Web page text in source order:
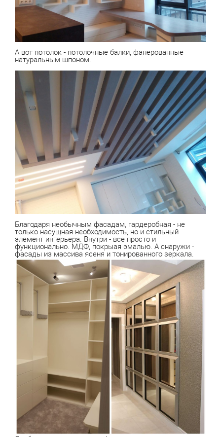
А вот потолок - потолочные балки, фанерованные
натуральным шпоном.
Благодаря необычным фасадам, гардеробная - не
только насущная необходимость, но и стильный
элемент интерьера. Внутри - все просто и
функционально. МДФ, покрыая эмалью. А снаружи -
фасады из массива ясеня и тонированного зеркала.